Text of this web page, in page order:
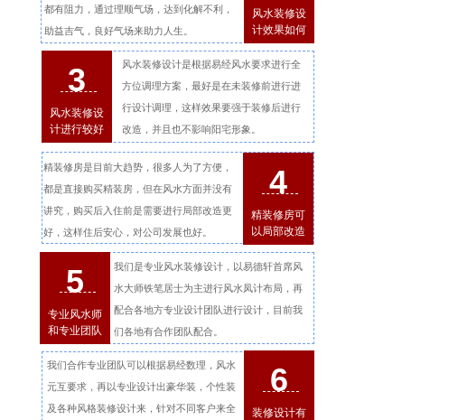
3
风水装修设
计进行较好
风水装修设计是根据易经风水要求进行全
方位调理方案，最好是在未装修前进行进
行设计调理，这样效果要强于装修后进行
改造，并且也不影响阳宅形象。
都有阻力，通过理顺气场，达到化解不利，
助益吉气，良好气场来助力人生。
风水装修设
计效果如何
精装修房是目前大趋势，很多人为了方便，
都是直接购买精装房，但在风水方面并没有
讲究，购买后入住前是需要进行局部改造更
好，这样住后安心，对公司发展也好。
4
精装修房可
以局部改造
吗
5
专业风水师
和专业团队
我们是专业风水装修设计，以易德轩首席风
水大师铁笔居士为主进行风水凤计布局，再
配合各地方专业设计团队进行设计，目前我
们各地有合作团队配合。
我们合作专业团队可以根据易经数理，风水
元互要求，再以专业设计出豪华装，个性装
及各种风格装修设计来，针对不同客户来全
6
装修设计有